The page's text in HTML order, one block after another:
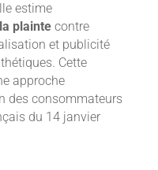
estime
plaintecontre
et publicité
Cette
approche
des consommateurs
du 14 janvier